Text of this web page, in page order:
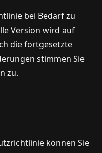
bei Bedarf zu
Version wird auf
die fortgesetzte
stimmen Sie
zu.
können Sie